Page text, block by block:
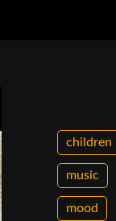
children
music
mood